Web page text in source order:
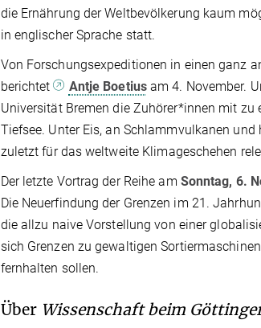
die Ernährung der Weltbevölkerung kaum
in englischer Sprache statt.
Von Forschungsexpeditionen in einen ganz
berichtet
Antje Boetiusam 4. November.
Universität Bremen die Zuhörer*innen mit zu
Tiefsee. Unter Eis, an Schlammvulkanen
zuletzt für das weltweite Klimageschehen
Der letzte Vortrag der Reihe am Sonntag, 6.
Die Neuerfindung der Grenzen im 21.
die allzu naive Vorstellung von einer
sich Grenzen zu gewaltigen
fernhalten sollen.
Über Wissenschaft beim